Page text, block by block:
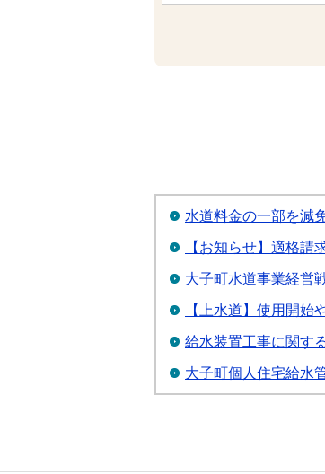
水道料金の一部を減
【お知らせ】適格請
大子町水道事業経営
【上水道】使用開始
給水装置工事に関す
大子町個人住宅給水